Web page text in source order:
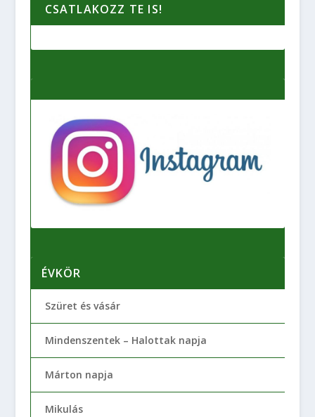
CSATLAKOZZ TE IS!
ÉVKÖR
Szüret és vásár
Mindenszentek – Halottak napja
Márton napja
Mikulás